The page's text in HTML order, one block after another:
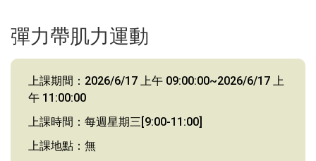
彈力帶肌力運動
上課期間：2026/6/17 上午 09:00:00~2026/6/17 上
午 11:00:00
上課時間：每週星期三[9:00-11:00]
上課地點：無